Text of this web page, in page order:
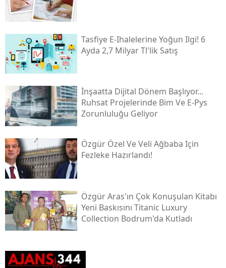
Tasfiye E-Ihalelerine Yoğun Ilgi! 6
Ayda 2,7 Milyar Tl'lik Satış
İnşaatta Dijital Dönem Başlıyor...
Ruhsat Projelerinde Bim Ve E-Pys
Zorunluluğu Geliyor
Özgür Özel Ve Veli Ağbaba Için
Fezleke Hazırlandı!
Özgür Aras'ın Çok Konuşulan Kitabı
Yeni Baskısını Titanic Luxury
Collection Bodrum'da Kutladı